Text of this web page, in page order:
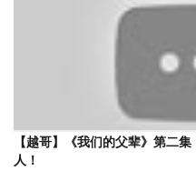
【越哥】《我们的父辈》第二
人！